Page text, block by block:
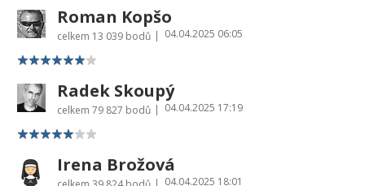
Roman Kopšo
celkem 13 039 bodů | 04.04.2025 06:05
Radek Skoupý
celkem 79 827 bodů | 04.04.2025 17:19
Irena Brožová
| 04.04.2025 18:01